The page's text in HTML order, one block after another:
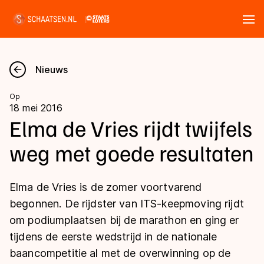
Nieuws
Kalender
Disciplines
Langebaan
Shorttrack
Inlineskaten
Uitslagen
Langebaan
Shorttrack
Marathon
Tijden & historie
Ranglijsten Langebaan
Nieuws
Op
18 mei 2016
Elma de Vries rijdt twijfels
weg met goede resultaten
Elma de Vries is de zomer voortvarend
begonnen. De rijdster van ITS-keepmoving rijdt
om podiumplaatsen bij de marathon en ging er
tijdens de eerste wedstrijd in de nationale
baancompetitie al met de overwinning op de